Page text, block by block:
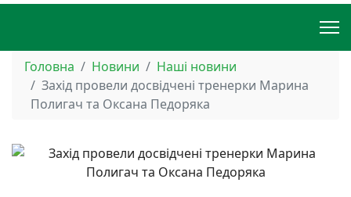
Головна Новини
Наші новини
Захід провели досвідчені тренерки Марина
Полигач та Оксана Педоряка